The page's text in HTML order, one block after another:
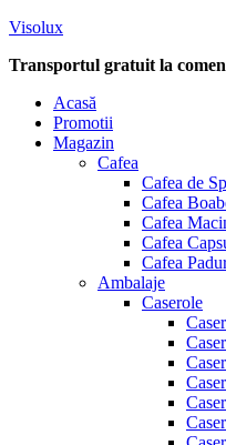
Visolux
Transportul gratuit la
Menu
Acasă
Promotii
Magazin
Cafea
Cafea de
Cafea
Cafea
Cafea
Cafea
Ambalaje
Caserole